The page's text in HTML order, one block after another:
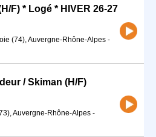
F) * Logé * HIVER 26-27
(74), Auvergne-Rhône-Alpes -
/ Skiman (H/F)
Auvergne-Rhône-Alpes -